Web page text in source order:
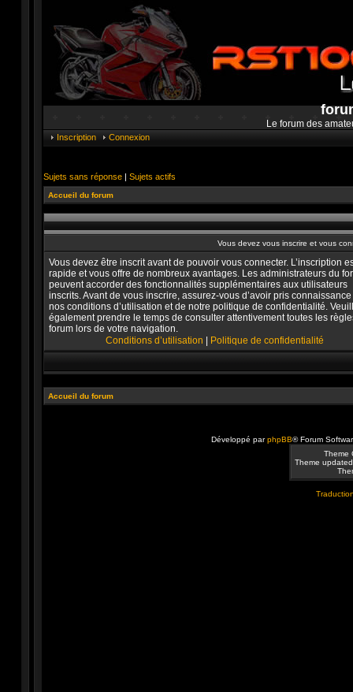
Le forum des
Inscription Connexion
Sujets sans réponse | Sujets actifs
Accueil du forum
Vous devez vous inscrire et vous
Vous devez être inscrit avant de pouvoir vous connecter. L’inscription
rapide et vous offre de nombreux avantages. Les administrateurs du
peuvent accorder des fonctionnalités supplémentaires aux utilisateurs
inscrits. Avant de vous inscrire, assurez-vous d’avoir pris
nos conditions d’utilisation et de notre politique de confidentialité.
également prendre le temps de consulter attentivement toutes les
forum lors de votre navigation.
Conditions d’utilisation
Politique de confidentialité
Accueil du forum
Développé parphpBB® Forum
Theme
Theme